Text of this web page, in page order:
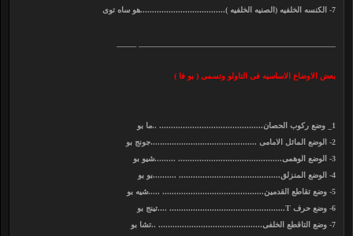
7- الكنسه الخلفيه (الصنيه الخلفيه )....................................هو ساه توى
بعض الاوضاع الاساسيه فى التاولو وتسمى ( بو فا )
1_ وضع ركوب الحصان............................................ ..ما بو
2- الوضع المائل الامامى .............................................جونج بو
3- الوضع الوهمى............................................ .........شيو بو
4- الوضع المنزلق........................................... ..........بو بو
5- وضع تقاطع القدمين........................................... .....شيه بو
6- وضع حرف T................................................. ....تينج بو
7- وضع التاقطع الخلفى............................................ ..تشا بو